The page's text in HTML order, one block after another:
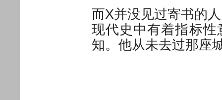
而X并没见过寄书的
现代史中有着指标
知。他从未去过那座